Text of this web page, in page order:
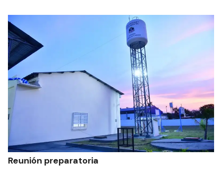
Reunión preparatoria